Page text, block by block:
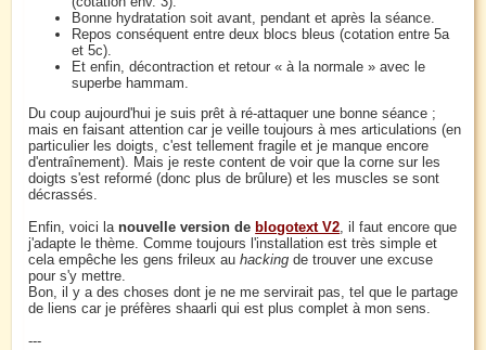
Bonne hydratation soit avant, pendant et après la séance.
Repos conséquent entre deux blocs bleus (cotation entre 5a
et 5c).
Et enfin, décontraction et retour « à la normale » avec le
superbe hammam.
Du coup aujourd'hui je suis prêt à ré-attaquer une bonne séance ;
mais en faisant attention car je veille toujours à mes articulations (en
particulier les doigts, c'est tellement fragile et je manque encore
d'entraînement). Mais je reste content de voir que la corne sur les
doigts s'est reformé (donc plus de brûlure) et les muscles se sont
décrassés.
Enfin, voici lanouvelle version deblogotext V2 , il faut encore que
j'adapte le thème. Comme toujours l'installation est très simple et
cela empêche les gens frileux auhacking de trouver une excuse
pour s'y mettre.
Bon, il y a des choses dont je ne me servirait pas, tel que le partage
de liens car je préfères shaarli qui est plus complet à mon sens.
---